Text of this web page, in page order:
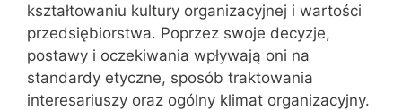
kształtowaniu kultury organizacyjnej i wartości
przedsiębiorstwa. Poprzez swoje decyzje,
postawy i oczekiwania wpływają oni na
standardy etyczne, sposób traktowania
interesariuszy oraz ogólny klimat organizacyjny.